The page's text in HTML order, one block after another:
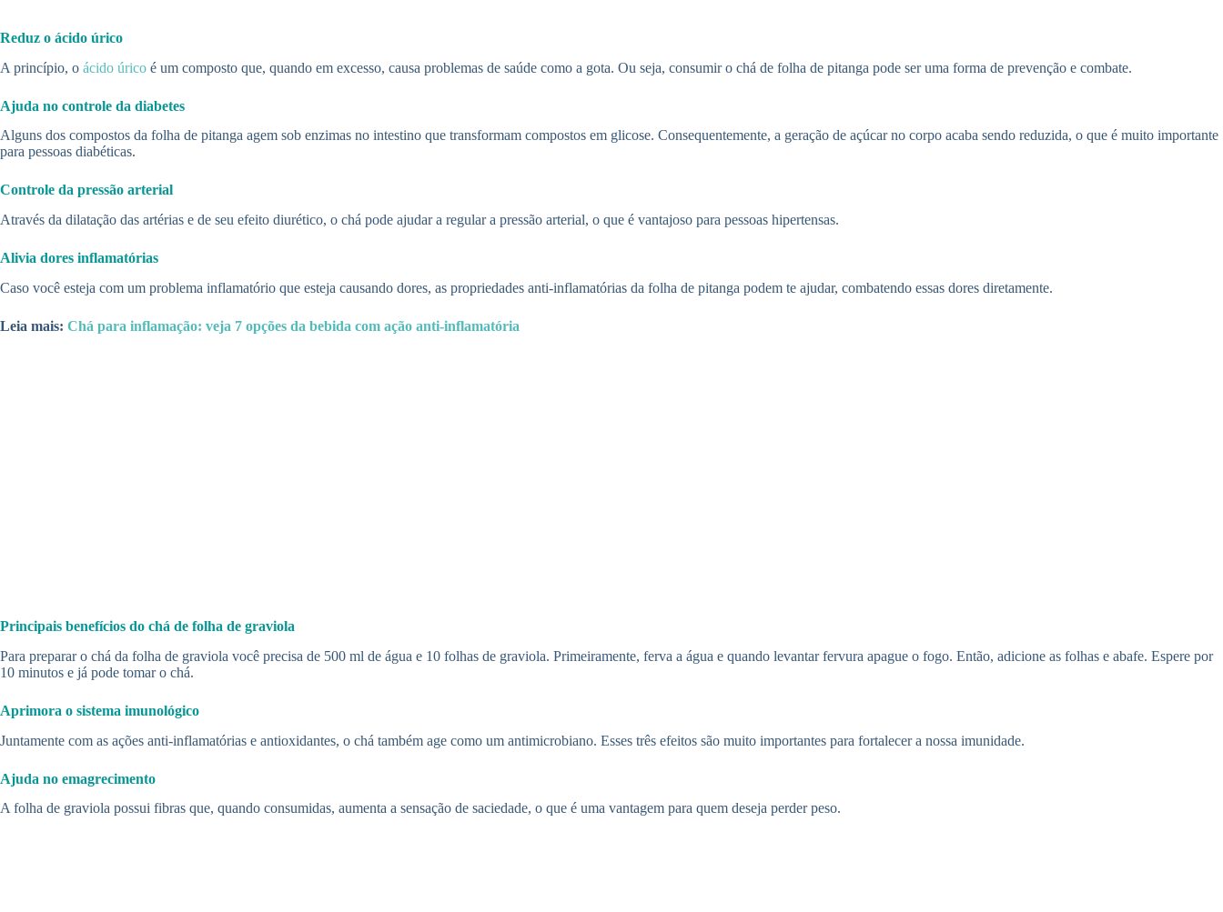
Reduz o ácido úrico
A princípio, o ácido úrico é um composto que, quando em excesso, causa problemas de saúde como a gota. Ou seja, consumir o chá de folha de pitanga pode ser uma forma de prevenção e combate.
Ajuda no controle da diabetes
Alguns dos compostos da folha de pitanga agem sob enzimas no intestino que transformam compostos em glicose. Consequentemente, a geração de açúcar no corpo acaba sendo reduzida, o que é muito importante
para pessoas diabéticas.
Controle da pressão arterial
Através da dilatação das artérias e de seu efeito diurético, o chá pode ajudar a regular a pressão arterial, o que é vantajoso para pessoas hipertensas.
Alivia dores inflamatórias
Caso você esteja com um problema inflamatório que esteja causando dores, as propriedades anti-inflamatórias da folha de pitanga podem te ajudar, combatendo essas dores diretamente.
Leia mais: Chá para inflamação: veja 7 opções da bebida com ação anti-inflamatória
Principais benefícios do chá de folha de graviola
Para preparar o chá da folha de graviola você precisa de 500 ml de água e 10 folhas de graviola. Primeiramente, ferva a água e quando levantar fervura apague o fogo. Então, adicione as folhas e abafe. Espere por
10 minutos e já pode tomar o chá.
Aprimora o sistema imunológico
Juntamente com as ações anti-inflamatórias e antioxidantes, o chá também age como um antimicrobiano. Esses três efeitos são muito importantes para fortalecer a nossa imunidade.
Ajuda no emagrecimento
A folha de graviola possui fibras que, quando consumidas, aumenta a sensação de saciedade, o que é uma vantagem para quem deseja perder peso.